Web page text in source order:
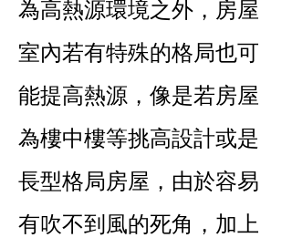
為高熱源環境之外，房屋
室內若有特殊的格局也可
能提高熱源，像是若房屋
為樓中樓等挑高設計或是
長型格局房屋，由於容易
有吹不到風的死角，加上